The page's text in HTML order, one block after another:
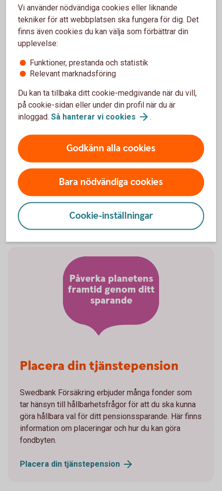
Om ditt företag tecknar Swedbank Pensionsplan till förmån
för en anställd är premien avdragsgill med upp till 35
procent av den anställdes lön, dock max tio prisbasbelopp.
Skatteregler
Se över basbelopp inför årsskiftet
Inför årsskiftet kan det vara bra att se över kommande
förändringar i basbelopp för att se om du behöver göra
justeringar.
Basbelopp
Förköpsinformation och villkor
Placera din tjänstepension
Swedbank Försäkring erbjuder många fonder som
tar hänsyn till hållbarhetsfrågor för att du ska kunna
göra hållbara val för ditt pensionssparande. Här finns
information om placeringar och hur du kan göra
fondbyten.
Placera din tjänstepension
Påverka planetens
framtid genom ditt
sparande
Vi använder nödvändiga cookies eller liknande
tekniker för att webbplatsen ska fungera för dig. Det
finns även cookies du kan välja som förbättrar din
upplevelse:
Funktioner, prestanda och statistik
Relevant marknadsföring
Du kan ta tillbaka ditt cookie-medgivande när du vill,
på cookie-sidan eller under din profil när du är
inloggad. Så hanterar vi cookies .
Godkänn alla cookies
Bara nödvändiga cookies
Cookie-inställningar